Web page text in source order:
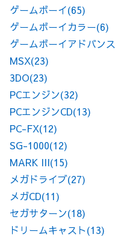
ゲームボーイ(65)
ゲームボーイカラー(6)
ゲームボーイアドバンス
MSX(23)
3DO(23)
PCエンジン(32)
PCエンジンCD(13)
PC-FX(12)
SG-1000(12)
MARK III(15)
メガドライブ(27)
メガCD(11)
セガサターン(18)
ドリームキャスト(13)